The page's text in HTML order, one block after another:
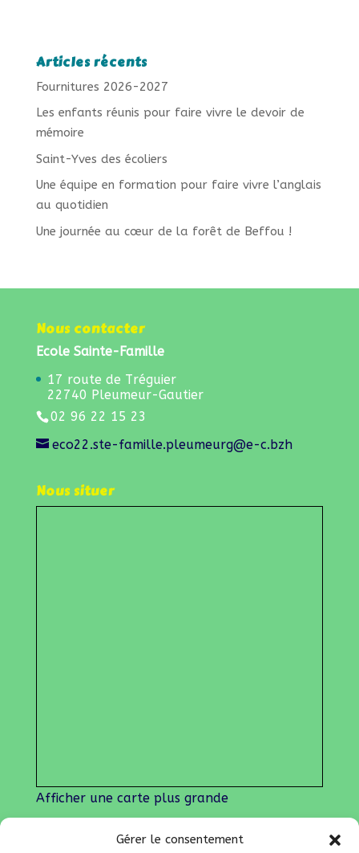
Gérer le consentement
Articles récents
Fournitures 2026-2027
Les enfants réunis pour faire vivre le devoir de
mémoire
Saint-Yves des écoliers
Une équipe en formation pour faire vivre l’anglais
au quotidien
Une journée au cœur de la forêt de Beffou !
Nous contacter
Ecole Sainte-Famille
17 route de Tréguier
22740 Pleumeur-Gautier
02 96 22 15 23
eco22.ste-famille.pleumeurg@e-c.bzh
Nous situer
Afficher une carte plus grande